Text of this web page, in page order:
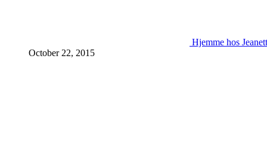
Hjemme hos
October 22, 2015